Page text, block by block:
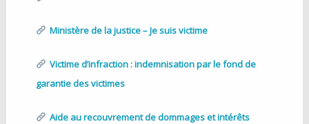
Ministère de la justice – Je suis victime
Victime d’infraction : indemnisation par le fond de
garantie des victimes
Aide au recouvrement de dommages et intérêts